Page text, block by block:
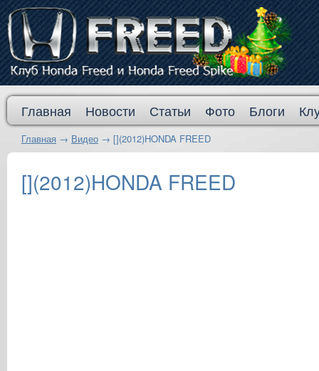
Главная Новости Статьи Фото Блоги
Главная → Видео → [](2012)HONDA FREED
[](2012)HONDA FREED